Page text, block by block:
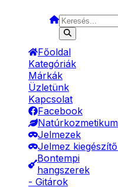
Főoldal
Kategóriák
Márkák
Üzletünk
Kapcsolat
Facebook
Jelmezek
Jelmez
Bontempi
hangszerek
- Gitárok